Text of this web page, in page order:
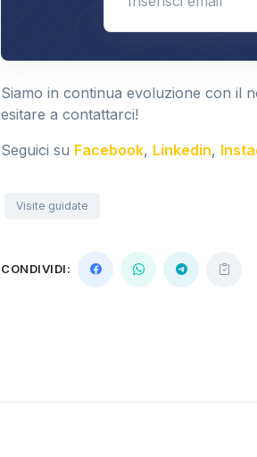
Siamo in continua evoluzione con il
esitare a contattarci!
Seguici su Facebook, Linkedin,
Visite guidate
CONDIVIDI: